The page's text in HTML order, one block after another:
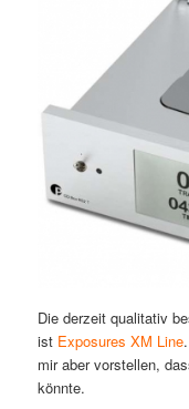
Die derzeit qualitativ
ist Exposures XM Line
mir aber vorstellen,
könnte.